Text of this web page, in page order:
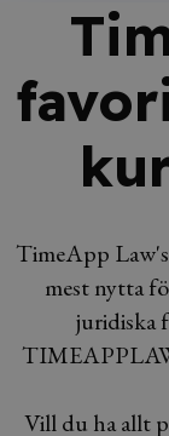
TimeApp
mest nytta
juridiska
Vill du ha allt